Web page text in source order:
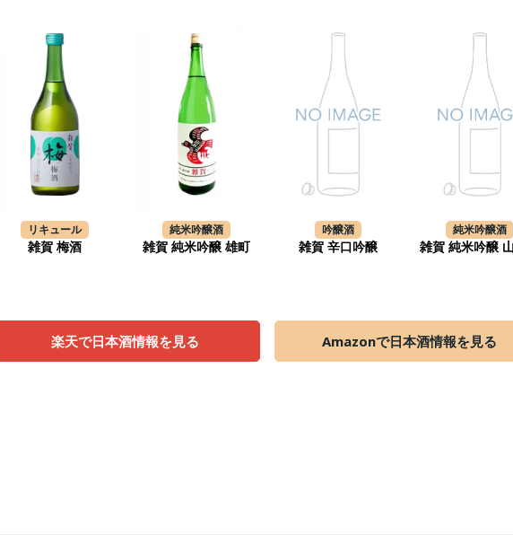
リキュール
雑賀 梅酒
純米吟醸酒
雑賀 純米吟醸 雄町
吟醸酒
雑賀 辛口吟醸
純米吟醸酒
雑賀 純米吟醸
楽天で日本酒情報を見る Amazonで日本酒情報を見る